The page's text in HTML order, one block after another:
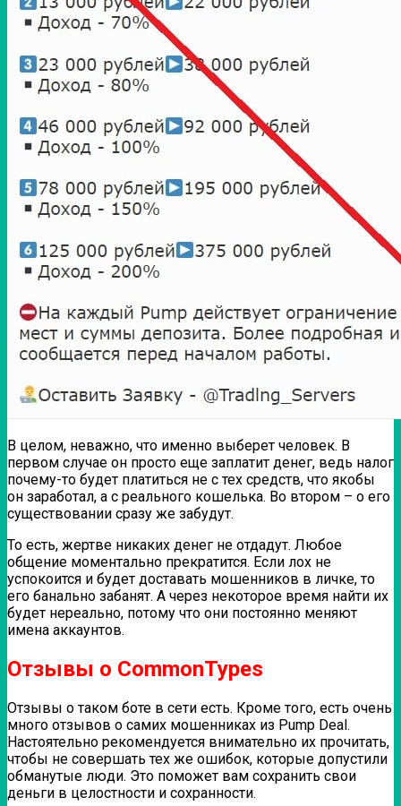
В целом, неважно, что именно выберет человек. В
первом случае он просто еще заплатит денег, ведь налог
почему-то будет платиться не с тех средств, что якобы
он заработал, а с реального кошелька. Во втором – о его
существовании сразу же забудут.
То есть, жертве никаких денег не отдадут. Любое
общение моментально прекратится. Если лох не
успокоится и будет доставать мошенников в личке, то
его банально забанят. А через некоторое время найти их
будет нереально, потому что они постоянно меняют
имена аккаунтов.
Отзывы о CommonTypes
Отзывы о таком боте в сети есть. Кроме того, есть очень
много отзывов о самих мошенниках из Pump Deal.
Настоятельно рекомендуется внимательно их прочитать,
чтобы не совершать тех же ошибок, которые допустили
обманутые люди. Это поможет вам сохранить свои
деньги в целостности и сохранности.